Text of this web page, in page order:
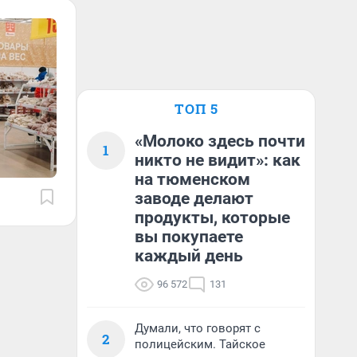
ТОП 5
1
«Молоко здесь почти
никто не видит»: как
на тюменском
заводе делают
продукты, которые
вы покупаете
каждый день
96 572 131
2
Думали, что говорят с
полицейским. Тайское